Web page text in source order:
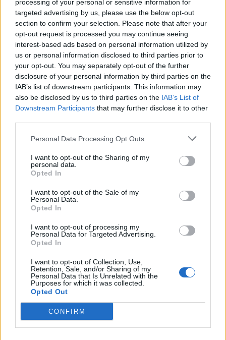
processing of your personal or sensitive information for
targeted advertising by us, please use the below opt-out
section to confirm your selection. Please note that after your
opt-out request is processed you may continue seeing
interest-based ads based on personal information utilized by
us or personal information disclosed to third parties prior to
your opt-out. You may separately opt-out of the further
disclosure of your personal information by third parties on the
IAB’s list of downstream participants. This information may
also be disclosed by us to third parties on the IAB’s List of
Downstream Participants that may further disclose it to other
Personal Data Processing Opt Outs
I want to opt-out of the Sharing of my
personal data.
Opted In
I want to opt-out of the Sale of my
Personal Data.
Opted In
I want to opt-out of processing my
Personal Data for Targeted Advertising.
Opted In
I want to opt-out of Collection, Use,
Retention, Sale, and/or Sharing of my
Personal Data that Is Unrelated with the
Purposes for which it was collected.
Opted Out
CONFIRM
In evidenza